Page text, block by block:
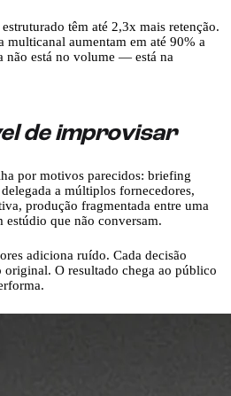
têm até 2,3x mais retenção.
multicanal aumentam em até 90% a
não está no volume — está na
de improvisar
por motivos parecidos: briefing
a múltiplos fornecedores,
produção fragmentada entre uma
estúdio que não conversam.
adiciona ruído. Cada decisão
O resultado chega ao público